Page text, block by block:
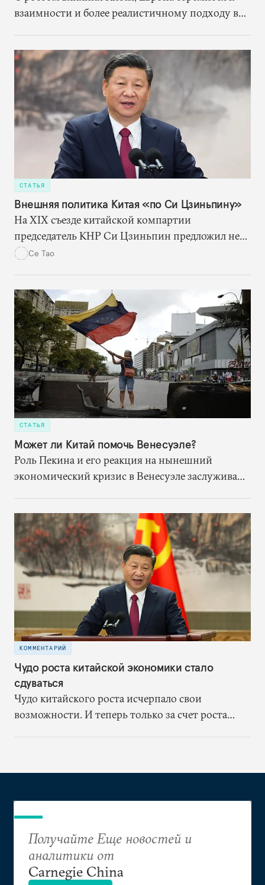
взаимности и более реалистичному подходу в
СТАТЬЯ
Внешняя политика Китая «по Си Цзиньпину»
На XIX съезде китайской компартии
председатель КНР Си Цзиньпин предложил не
только своей стране, но и всему миру
серьезное влияние на сферы глобального
управления, международных торговли и
безопасности.
Се Тао
СТАТЬЯ
Может ли Китай помочь Венесуэле?
Роль Пекина и его реакция на нынешний
экономический кризис в Венесуэле заслуживают
развивающейся страной — «займы в обмен на
нефть».
КОММЕНТАРИЙ
Чудо роста китайской экономики стало
сдуваться
Чудо китайского роста исчерпало свои
возможности. И теперь только за счет роста
Получайте Еще новостей и
аналитики от
Carnegie China